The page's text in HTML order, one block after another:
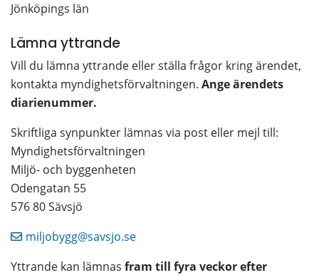
Jönköpings län
Lämna yttrande
Vill du lämna yttrande eller ställa frågor kring ärendet,
kontakta myndighetsförvaltningen. Ange ärendets
diarienummer.
Skriftliga synpunkter lämnas via post eller mejl till:
Myndighetsförvaltningen
Miljö- och byggenheten
Odengatan 55
576 80 Sävsjö
miljobygg@savsjo.se
Yttrande kan lämnas fram till fyra veckor efter